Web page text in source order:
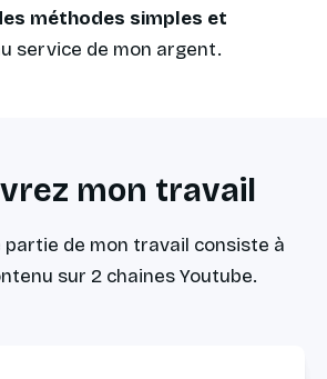
méthodes simples et
service de mon argent.
mon travail
partie de mon travail consiste à
sur 2 chaines Youtube.